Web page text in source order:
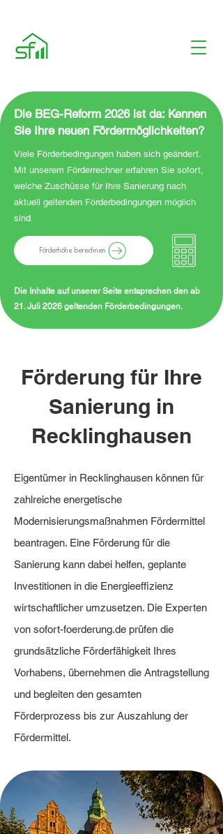
Die BEG-Reform 2026 ist da: Kennen
Sie Ihre neuen Fördermöglichkeiten?
Viele Förderbedingungen haben sich geändert.
Mit unserem Förderrechner erfahren Sie sofort,
welche Zuschüsse für Ihre Sanierung nach
aktuell geltenden Förderbedingungen möglich
sind.
Förderhöhe berechnen
Die Inhalte auf unserer Seite entsprechen den ab
21. Juli 2026 geltenden Förderbedingungen.
Förderung für Ihre
Sanierung in
Recklinghausen
Eigentümer in Recklinghausen können für
zahlreiche energetische
Modernisierungsmaßnahmen Fördermittel
beantragen. Eine Förderung für die
Sanierung kann dabei helfen, geplante
Investitionen in die Energieeffizienz
wirtschaftlicher umzusetzen. Die Experten
von sofort-foerderung.de prüfen die
grundsätzliche Förderfähigkeit Ihres
Vorhabens, übernehmen die Antragstellung
und begleiten den gesamten
Förderprozess bis zur Auszahlung der
Fördermittel.